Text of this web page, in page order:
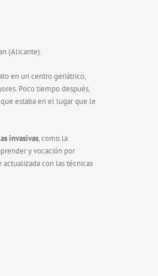
(Alicante).
en un centro geriátrico,
Poco tiempo después,
estaba en el lugar que le
invasivas, como la
y vocación por
con las técnicas